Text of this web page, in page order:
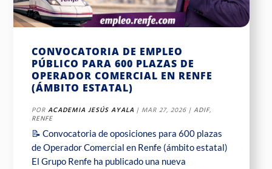
CONVOCATORIA DE EMPLEO
PÚBLICO PARA 600 PLAZAS DE
OPERADOR COMERCIAL EN RENFE
(ÁMBITO ESTATAL)
PORACADEMIA JESÚS AYALA | MAR 27, 2026 |ADIF,
RENFE
📝 Convocatoria de oposiciones para 600 plazas
de Operador Comercial en Renfe (ámbito estatal)
El Grupo Renfe ha publicado una nueva